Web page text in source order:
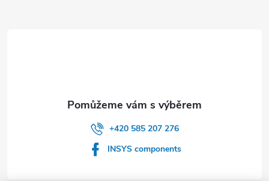
+420 585 207 276
INSYS components